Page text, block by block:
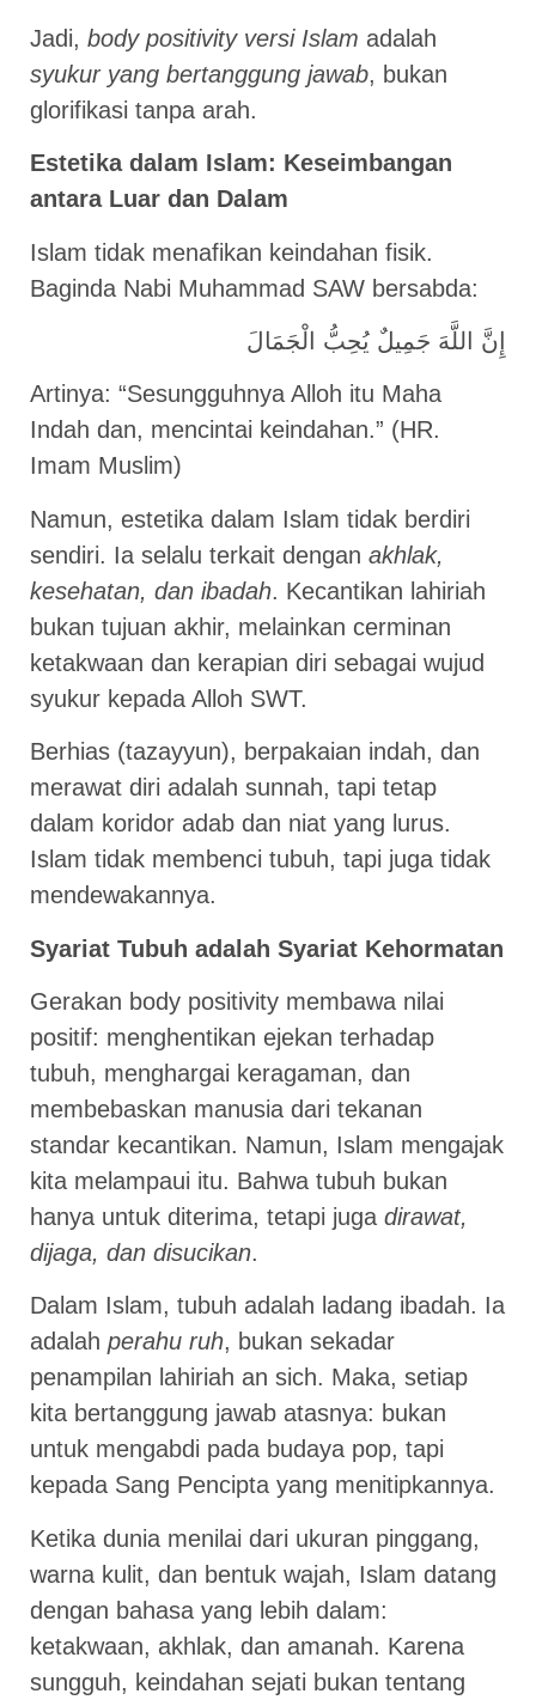
Jadi, body positivity versi Islam adalah
syukur yang bertanggung jawab, bukan
glorifikasi tanpa arah.
Estetika dalam Islam: Keseimbangan
antara Luar dan Dalam
Islam tidak menafikan keindahan fisik.
Baginda Nabi Muhammad SAW bersabda:
إِنَّ اللَّهَ جَمِيلٌ يُحِبُّ الْجَمَالَ
Artinya: “Sesungguhnya Alloh itu Maha
Indah dan, mencintai keindahan.” (HR.
Imam Muslim)
Namun, estetika dalam Islam tidak berdiri
sendiri. Ia selalu terkait dengan akhlak,
kesehatan, dan ibadah. Kecantikan lahiriah
bukan tujuan akhir, melainkan cerminan
ketakwaan dan kerapian diri sebagai wujud
syukur kepada Alloh SWT.
Berhias (tazayyun), berpakaian indah, dan
merawat diri adalah sunnah, tapi tetap
dalam koridor adab dan niat yang lurus.
Islam tidak membenci tubuh, tapi juga tidak
mendewakannya.
Syariat Tubuh adalah Syariat Kehormatan
Gerakan body positivity membawa nilai
positif: menghentikan ejekan terhadap
tubuh, menghargai keragaman, dan
membebaskan manusia dari tekanan
standar kecantikan. Namun, Islam mengajak
kita melampaui itu. Bahwa tubuh bukan
hanya untuk diterima, tetapi juga dirawat,
dijaga, dan disucikan.
Dalam Islam, tubuh adalah ladang ibadah. Ia
adalah perahu ruh, bukan sekadar
penampilan lahiriah an sich. Maka, setiap
kita bertanggung jawab atasnya: bukan
untuk mengabdi pada budaya pop, tapi
kepada Sang Pencipta yang menitipkannya.
Ketika dunia menilai dari ukuran pinggang,
warna kulit, dan bentuk wajah, Islam datang
dengan bahasa yang lebih dalam:
ketakwaan, akhlak, dan amanah. Karena
sungguh, keindahan sejati bukan tentang